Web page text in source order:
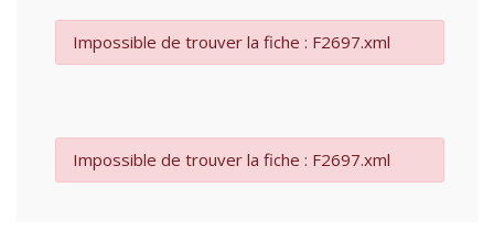
Impossible de trouver la fiche : F2697.xml
Impossible de trouver la fiche : F2697.xml